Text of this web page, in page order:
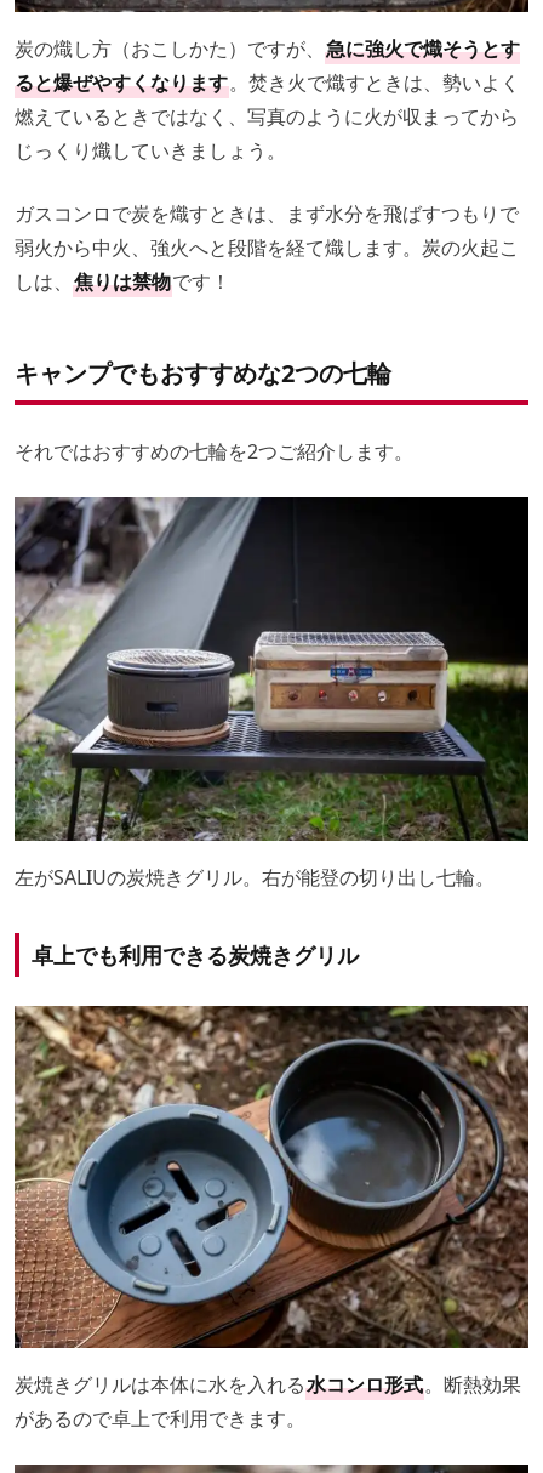
炭の熾し方（おこしかた）ですが、 急に強火で熾そうとす
ると爆ぜやすくなります。焚き火で熾すときは、勢いよく
燃えているときではなく、写真のように火が収まってから
じっくり熾していきましょう。
ガスコンロで炭を熾すときは、まず水分を飛ばすつもりで
弱火から中火、強火へと段階を経て熾します。炭の火起こ
しは、 焦りは禁物です！
キャンプでもおすすめな2つの七輪
それではおすすめの七輪を2つご紹介します。
左がSALIUの炭焼きグリル。右が能登の切り出し七輪。
卓上でも利用できる炭焼きグリル
炭焼きグリルは本体に水を入れる水コンロ形式。断熱効果
があるので卓上で利用できます。